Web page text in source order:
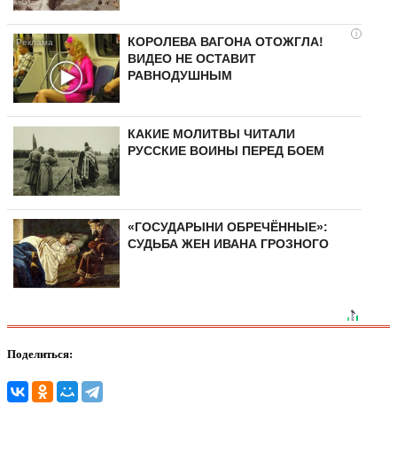
i
КОРОЛЕВА ВАГОНА ОТОЖГЛА!
ВИДЕО НЕ ОСТАВИТ
РАВНОДУШНЫМ
КАКИЕ МОЛИТВЫ ЧИТАЛИ
РУССКИЕ ВОИНЫ ПЕРЕД БОЕМ
«ГОСУДАРЫНИ ОБРЕЧЁННЫЕ»:
СУДЬБА ЖЕН ИВАНА ГРОЗНОГО
Поделиться: